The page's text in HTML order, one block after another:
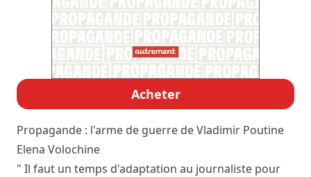
Acheter
Propagande : l'arme de guerre de Vladimir Poutine
Elena Volochine
" Il faut un temps d'adaptation au journaliste pour